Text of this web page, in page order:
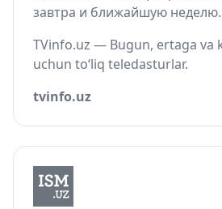
завтра и ближайшую неделю.
TVinfo.uz — Bugun, ertaga va
uchun to‘liq teledasturlar.
tvinfo.uz